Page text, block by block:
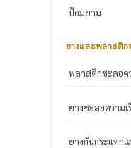
ป้อมยาม
ยางและพลาสติก
พลาสติกชะลอค
ยางชะลอความเ
ยางกันกระแทกเ